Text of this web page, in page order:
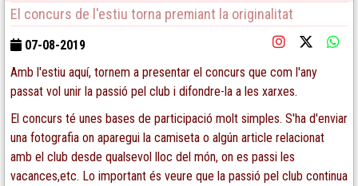
El concurs de l'estiu torna premiant la originalitat
07-08-2019
Amb l'estiu aquí, tornem a presentar el concurs que com l'any
passat vol unir la passió pel club i difondre-la a les xarxes.
El concurs té unes bases de participació molt simples. S'ha d'enviar
una fotografia on aparegui la camiseta o algún article relacionat
amb el club desde qualsevol lloc del món, on es passi les
vacances,etc. Lo important és veure que la passió pel club continua